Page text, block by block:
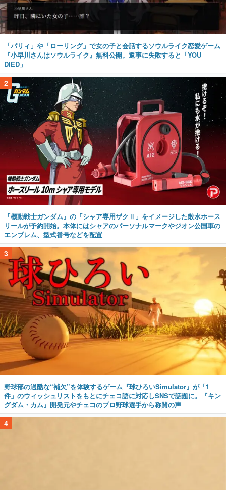
「パリィ」や「ローリング」で女の子と会話するソウルライク恋愛ゲーム
『小早川さんはソウルライク』無料公開。返事に失敗すると「YOU
DIED」
2
『機動戦士ガンダム』の「シャア専用ザクⅡ」をイメージした散水ホース
リールが予約開始。本体にはシャアのパーソナルマークやジオン公国軍の
エンブレム、型式番号などを配置
3
野球部の過酷な“補欠”を体験するゲーム『球ひろいSimulator』が「1
件」のウィッシュリストをもとにチェコ語に対応しSNSで話題に。『キン
グダム・カム』開発元やチェコのプロ野球選手から称賛の声
4